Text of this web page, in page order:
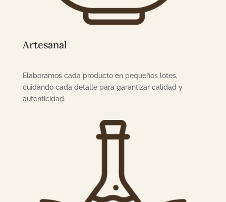
Artesanal
Elaboramos cada producto en pequeños lotes,
cuidando cada detalle para garantizar calidad y
autenticidad.